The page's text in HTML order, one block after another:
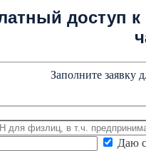
доступ к
Заполните заявку
Даю